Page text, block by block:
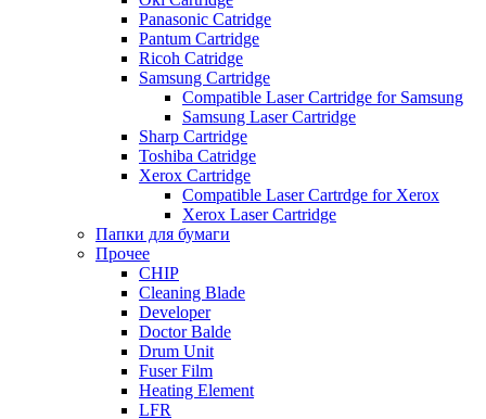
Panasonic Catridge
Pantum Cartridge
Ricoh Catridge
Samsung Cartridge
Compatible Laser Cartridge for Samsung
Samsung Laser Cartridge
Sharp Cartridge
Toshiba Catridge
Xerox Cartridge
Compatible Laser Cartrdge for Xerox
Xerox Laser Cartridge
Папки для бумаги
Прочее
CHIP
Cleaning Blade
Developer
Doctor Balde
Drum Unit
Fuser Film
Heating Element
LFR